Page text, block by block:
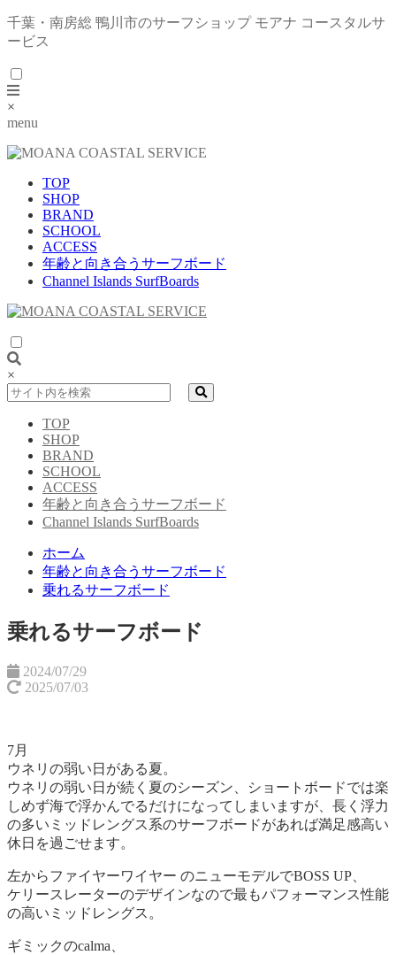
千葉・南房総 鴨川市のサーフショップ モアナ コースタルサ
ービス
×
menu
TOP
SHOP
BRAND
SCHOOL
ACCESS
年齢と向き合うサーフボード
Channel Islands SurfBoards
×
TOP
SHOP
BRAND
SCHOOL
ACCESS
年齢と向き合うサーフボード
Channel Islands SurfBoards
ホーム
年齢と向き合うサーフボード
乗れるサーフボード
乗れるサーフボード
2024/07/29
2025/07/03
7月
ウネリの弱い日がある夏。
ウネリの弱い日が続く夏のシーズン、ショートボードでは楽
しめず海で浮かんでるだけになってしまいますが、長く浮力
の多いミッドレングス系のサーフボードがあれば満足感高い
休日を過ごせます。
左からファイヤーワイヤー のニューモデルでBOSS UP、
ケリースレーターのデザインなので最もパフォーマンス性能
の高いミッドレングス。
ギミックのcalma、